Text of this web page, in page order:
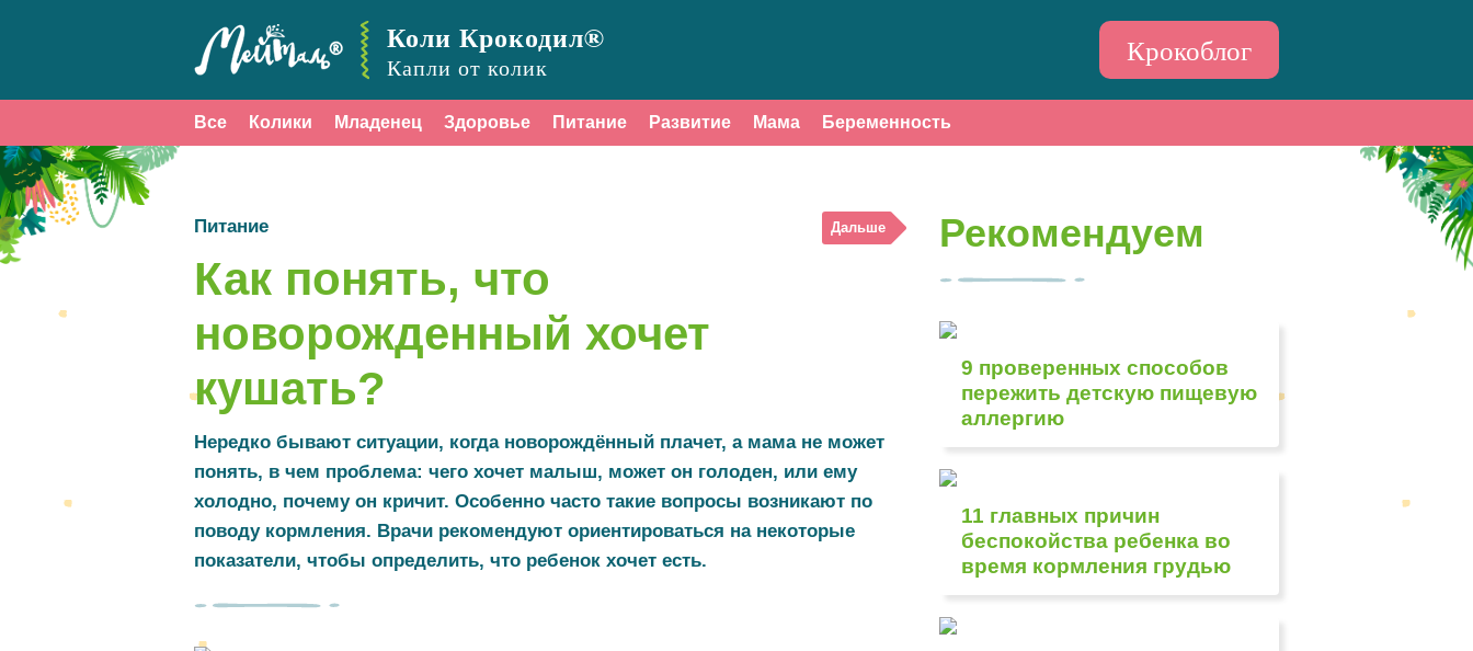
Коли Крокодил®
Капли от колик Крокоблог
Все Колики Младенец Здоровье Питание Развитие Мама Беременность
Питание Дальше
Как понять, что
новорожденный хочет
кушать?
Нередко бывают ситуации, когда новорождённый плачет, а мама не может
понять, в чем проблема: чего хочет малыш, может он голоден, или ему
холодно, почему он кричит. Особенно часто такие вопросы возникают по
поводу кормления. Врачи рекомендуют ориентироваться на некоторые
показатели, чтобы определить, что ребенок хочет есть.
Рекомендуем
9 проверенных способов
пережить детскую пищевую
аллергию
11 главных причин
беспокойства ребенка во
время кормления грудью